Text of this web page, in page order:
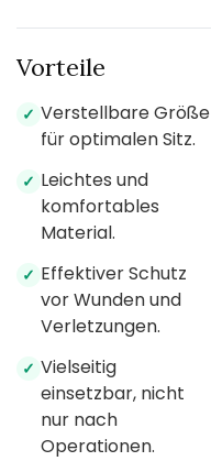
Vorteile
✓ Verstellbare Größe
für optimalen Sitz.
✓ Leichtes und
komfortables
Material.
✓ Effektiver Schutz
vor Wunden und
Verletzungen.
✓ Vielseitig
einsetzbar, nicht
nur nach
Operationen.